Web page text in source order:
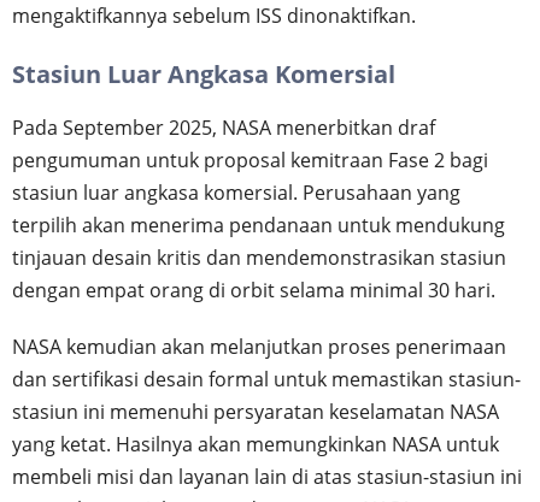
mengaktifkannya sebelum ISS dinonaktifkan.
Stasiun Luar Angkasa Komersial
Pada September 2025, NASA menerbitkan draf
pengumuman untuk proposal kemitraan Fase 2 bagi
stasiun luar angkasa komersial. Perusahaan yang
terpilih akan menerima pendanaan untuk mendukung
tinjauan desain kritis dan mendemonstrasikan stasiun
dengan empat orang di orbit selama minimal 30 hari.
NASA kemudian akan melanjutkan proses penerimaan
dan sertifikasi desain formal untuk memastikan stasiun-
stasiun ini memenuhi persyaratan keselamatan NASA
yang ketat. Hasilnya akan memungkinkan NASA untuk
membeli misi dan layanan lain di atas stasiun-stasiun ini